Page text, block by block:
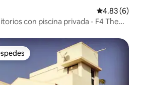
Calificación
4.83 (6)
con piscina privada - F4 The
entre huéspedes